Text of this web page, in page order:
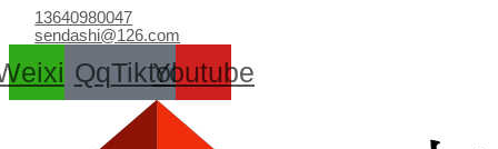
容
13640980047
sendashi@126.com
QqTiktokYoutube